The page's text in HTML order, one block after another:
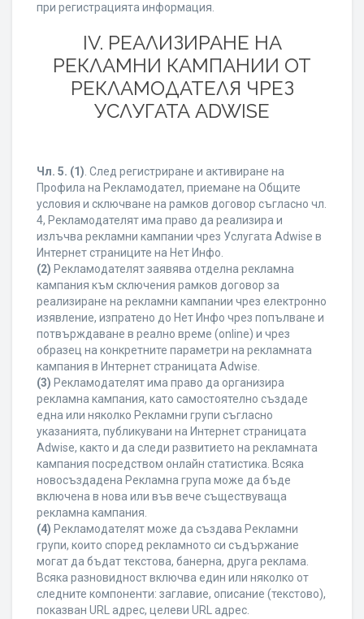
при регистрацията информация.
IV. РЕАЛИЗИРАНЕ НА
РЕКЛАМНИ КАМПАНИИ ОТ
РЕКЛАМОДАТЕЛЯ ЧРЕЗ
УСЛУГАТА ADWISE
Чл. 5. (1) . След регистриране и активиране на
Профила на Рекламодател, приемане на Общите
условия и сключване на рамков договор съгласно чл.
4, Рекламодателят има право да реализира и
излъчва рекламни кампании чрез Услугата Adwise в
Интернет страниците на Нет Инфо.
(2) Рекламодателят заявява отделна рекламна
кампания към сключения рамков договор за
реализиране на рекламни кампании чрез електронно
изявление, изпратено до Нет Инфо чрез попълване и
потвърждаване в реално време (online) и чрез
образец на конкретните параметри на рекламната
кампания в Интернет страницата Adwise.
(3) Рекламодателят има право да организира
рекламна кампания, като самостоятелно създаде
една или няколко Рекламни групи съгласно
указанията, публикувани на Интернет страницата
Adwise, както и да следи развитието на рекламната
кампания посредством онлайн статистика. Всяка
новосъздадена Рекламна група може да бъде
включена в нова или във вече съществуваща
рекламна кампания.
(4) Рекламодателят може да създава Рекламни
групи, които според рекламното си съдържание
могат да бъдат текстова, банерна, друга реклама.
Всяка разновидност включва един или няколко от
следните компоненти: заглавие, описание (текстово),
показван URL адрес, целеви URL адрес.